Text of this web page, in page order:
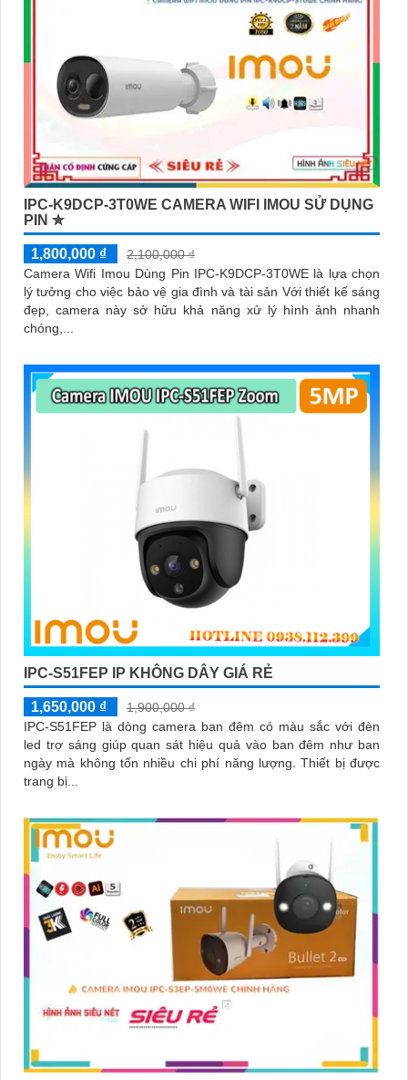
IPC-K9DCP-3T0WE CAMERA WIFI IMOU SỬ DỤNG
PIN ✮
1,800,000 ₫
2,100,000 ₫
Camera Wifi Imou Dùng Pin IPC-K9DCP-3T0WE là lựa chọn
lý tưởng cho việc bảo vệ gia đình và tài sản Với thiết kế sáng
đẹp, camera này sở hữu khả năng xử lý hình ảnh nhanh
chóng,...
IPC-S51FEP IP KHÔNG DÂY GIÁ RẺ
1,650,000 ₫
1,900,000 ₫
IPC-S51FEP là dòng camera ban đêm có màu sắc với đèn
led trợ sáng giúp quan sát hiệu quả vào ban đêm như ban
ngày mà không tốn nhiều chi phí năng lượng. Thiết bị được
trang bị...